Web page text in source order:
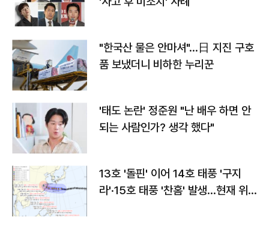
"한국산 물은 안마셔"…日 지진 구호
품 보냈더니 비하한 누리꾼
'태도 논란' 정준원 "난 배우 하면 안
되는 사람인가? 생각 했다"
13호 '돌핀' 이어 14호 태풍 '구지
라'·15호 태풍 '찬홈' 발생…현재 위